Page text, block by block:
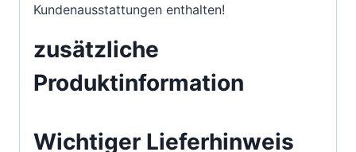
Kundenausstattungen enthalten!
zusätzliche
Produktinformation
Wichtiger Lieferhinweis